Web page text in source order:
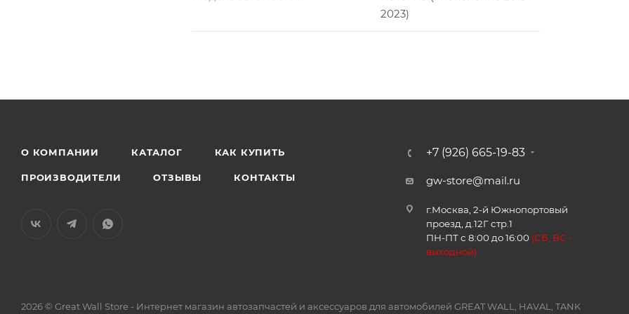
2023)
О КОМПАНИИ КАТАЛОГ КАК КУПИТЬ
ПРОИЗВОДИТЕЛИ ОТЗЫВЫ КОНТАКТЫ
+7 (926) 665-19-83
gw-store@mail.ru
г.Москва, 2-й Южнопортовый
проезд, д.12Г стр.1
ПН-ПТ с 8:00 до 16:00 (СБ, ВС -
выходной)
2026 © Great Wall Store - Интернет магазин автозапчастей и аксессуаров для автомобилей GREAT WALL, HAVAL, TANK